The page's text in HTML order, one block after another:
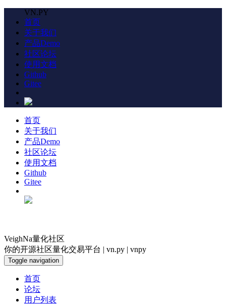
VN.PY
首页
关于我们
产品Demo
社区论坛
使用文档
Github
Gitee
首页
关于我们
产品Demo
社区论坛
使用文档
Github
Gitee
VeighNa量化社区
你的开源社区量化交易平台 | vn.py | vnpy
Toggle navigation
首页
论坛
用户列表